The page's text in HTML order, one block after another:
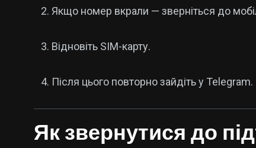
Якщо номер вкрали — зверніться до
Відновіть SIM-карту.
Після цього повторно зайдіть у Telegram.
Як звернутися до